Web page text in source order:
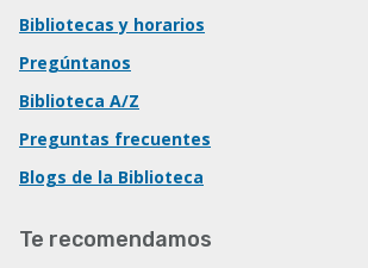
Bibliotecas y horarios
Pregúntanos
Biblioteca A/Z
Preguntas frecuentes
Blogs de la Biblioteca
Te recomendamos